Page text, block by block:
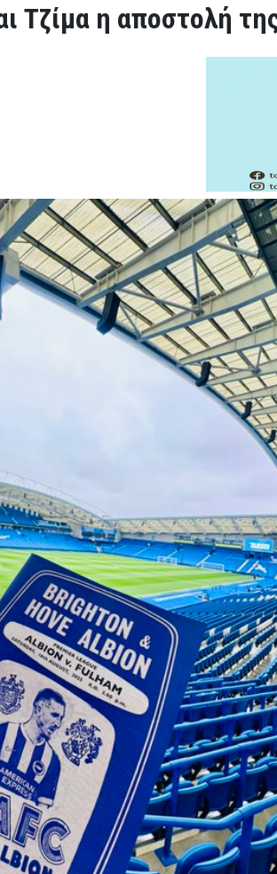
Τζίμα η αποστολή